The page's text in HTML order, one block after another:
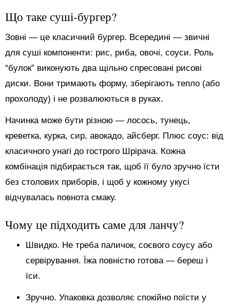
Що таке суші-бургер?
Зовні — це класичний бургер. Всередині — звичні
для суші компоненти: рис, риба, овочі, соуси. Роль
“булок” виконують два щільно спресовані рисові
диски. Вони тримають форму, зберігають тепло (або
прохолоду) і не розвалюються в руках.
Начинка може бути різною — лосось, тунець,
креветка, курка, сир, авокадо, айсберг. Плюс соус: від
класичного унагі до гострого Шрірача. Кожна
комбінація підбирається так, щоб її було зручно їсти
без столових приборів, і щоб у кожному укусі
відчувалась повнота смаку.
Чому це підходить саме для ланчу?
Швидко. Не треба паличок, соєвого соусу або
сервірування. Їжа повністю готова — береш і
їси.
Зручно. Упаковка дозволяє спокійно поїсти у